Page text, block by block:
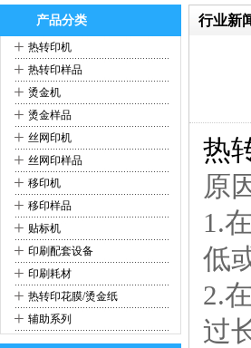
产品分类
+ 热转印机
+ 热转印样品
+ 烫金机
+ 烫金样品
+ 丝网印机
+ 丝网印样品
+ 移印机
+ 移印样品
+ 贴标机
+ 印刷配套设备
+ 印刷耗材
+ 热转印花膜/烫金纸
+ 辅助系列
行业新
热
原
1.
低
2.
过